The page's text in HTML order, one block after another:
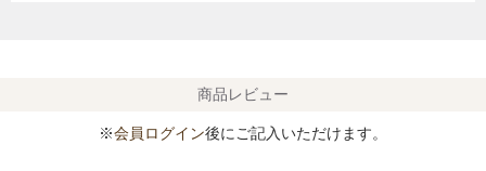
商品レビュー
※会員ログイン後にご記入いただけます。